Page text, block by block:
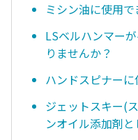
ミシン油に使用で
LSベルハンマー
りませんか？
ハンドスピナー
ジェットスキー(
ンオイル添加剤